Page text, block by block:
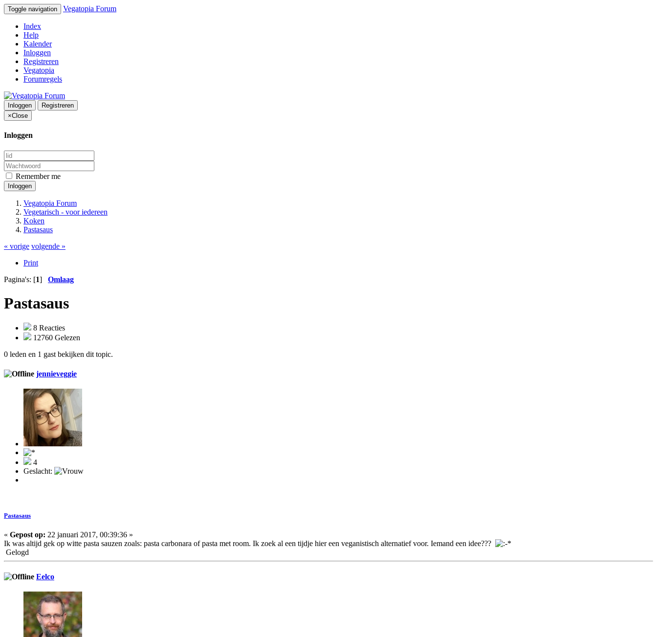
Toggle navigation Vegatopia Forum
Index
Help
Kalender
Inloggen
Registreren
Vegatopia
Forumregels
Inloggen
Registreren
×Close
Inloggen
Remember me
Inloggen
Vegatopia Forum
Vegetarisch - voor iedereen
Koken
Pastasaus
« vorige volgende »
Print
Pagina's: [1] Omlaag
Pastasaus
8 Reacties
12760 Gelezen
0 leden en 1 gast bekijken dit topic.
jennieveggie
4
Geslacht:
Pastasaus
« Gepost op: 22 januari 2017, 00:39:36 »
Ik was altijd gek op witte pasta sauzen zoals: pasta carbonara of pasta met room. Ik zoek al een tijdje hier een veganistisch alternatief voor. Iemand een idee???
Gelogd
Eelco